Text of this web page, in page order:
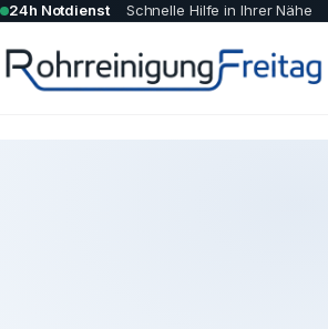
24h Notdienst Schnelle Hilfe in Ihrer Nähe